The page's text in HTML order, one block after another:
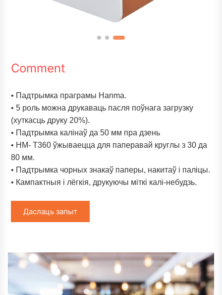
Comment
• Падтрымка праграмы Hanma.
• 5 роль можна друкаваць пасля поўнага загрузку
(хуткасць друку 20%).
• Падтрымка калінаў да 50 мм пра дзень
• HM- T360 ўжываецца для паперавай круглы з 30 да
80 мм.
• Падтрымка чорных знакаў паперы, накитаў і паліцы.
• Кампактныя і лёгкія, друкуючы міткі калі-небудзь.
Даслаць запыт